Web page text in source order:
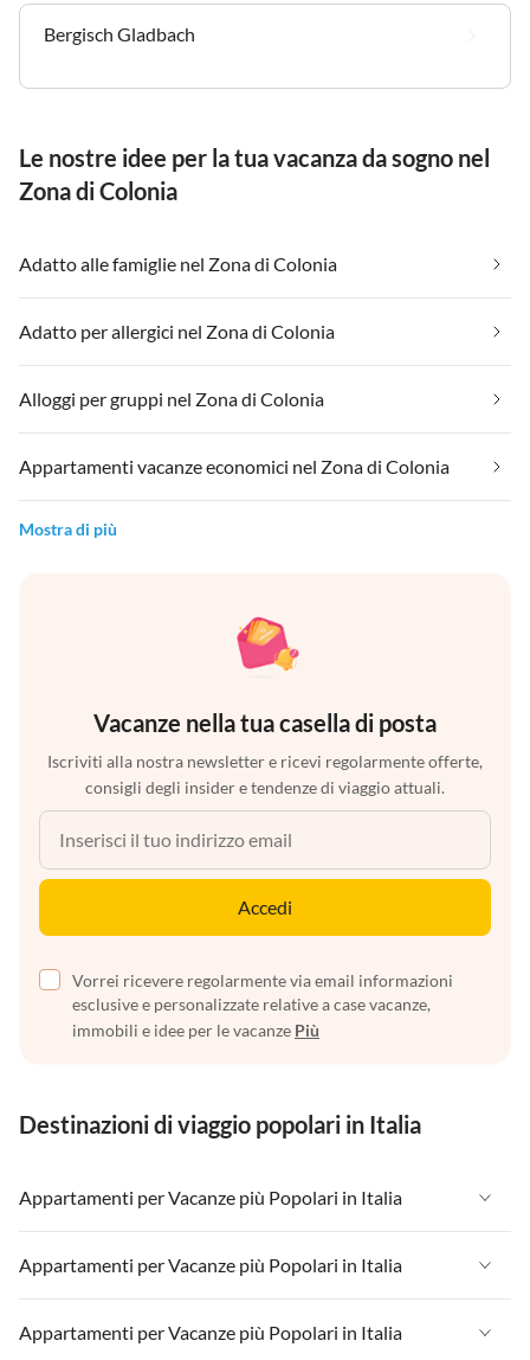
Bergisch Gladbach
Le nostre idee per la tua vacanza da sogno nel
Zona di Colonia
Adatto alle famiglie nel Zona di Colonia
Adatto per allergici nel Zona di Colonia
Alloggi per gruppi nel Zona di Colonia
Appartamenti vacanze economici nel Zona di Colonia
Mostra di più
Vacanze nella tua casella di posta
Iscriviti alla nostra newsletter e ricevi regolarmente offerte,
consigli degli insider e tendenze di viaggio attuali.
Accedi
Vorrei ricevere regolarmente via email informazioni
esclusive e personalizzate relative a case vacanze,
immobili e idee per le vacanze Più
Destinazioni di viaggio popolari in Italia
Appartamenti per Vacanze più Popolari in Italia
Appartamenti per Vacanze in Italia
Appartamenti per Vacanze in Liguria
Appartamenti per Vacanze in Lombardia
Appartamenti per Vacanze più Popolari in Italia
Appartamenti per Vacanze in Italia
Appartamenti per Vacanze più Popolari in Italia